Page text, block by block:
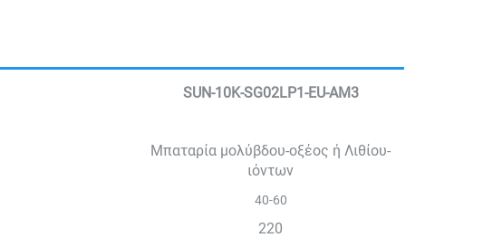
SUN-10K-SG02LP1-EU-AM3
Μπαταρία μολύβδου-οξέος ή Λιθίου-
ιόντων
40-60
220